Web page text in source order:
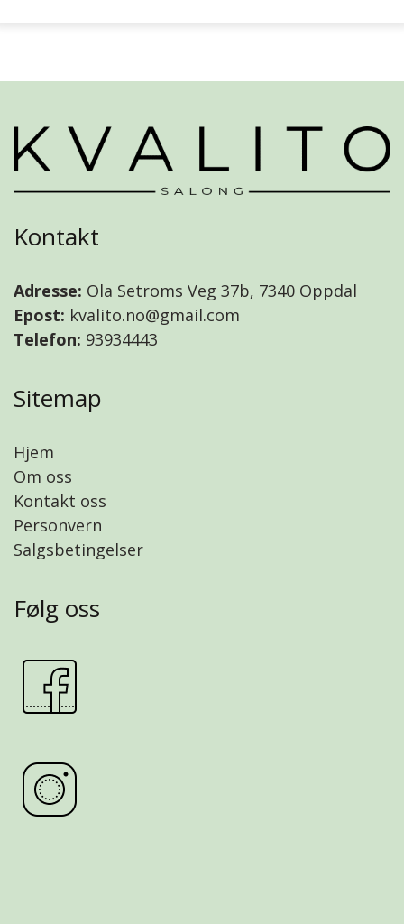
Kontakt
Adresse: Ola Setroms Veg 37b, 7340 Oppdal
Epost: kvalito.no@gmail.com
Telefon: 93934443
Sitemap
Hjem
Om oss
Kontakt oss
Personvern
Salgsbetingelser
Følg oss